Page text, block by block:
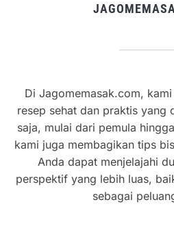
Di Jagomemasak.com,
resep sehat dan praktis yang
saja, mulai dari pemula
kami juga membagikan tips
Anda dapat menjelajahi
perspektif yang lebih luas,
sebagai